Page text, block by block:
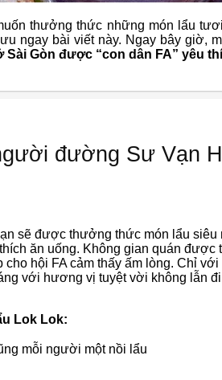
thưởng thức những món lẩu
ngay bài viết này. Ngay bây giờ,
Sài Gòn được “con dân FA” yêu
đường Sư Vạn
sẽ được thưởng thức món lẩu siêu
ăn uống. Không gian quán được
cho hội FA cảm thấy ấm lòng. Chỉ với
với hương vị tuyệt vời không lẫn
Lok Lok:
mỗi người một nồi lẩu